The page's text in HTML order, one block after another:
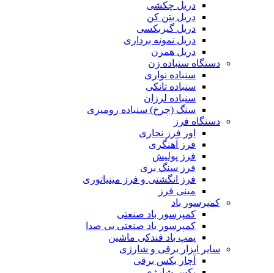
دریل چکشی
دریل بتن کن
دریل گیربکسی
دریل نمونه برداری
دریل همزن
دستگاه سنباده زن
سنباده نواری
سنباده تانکی
سنباده لرزان
سنگ (چرخ) سنباده رومیزی
دستگاه فرز
اور فرز نجاری
فرز آهنگری
فرز پولیش
فرز سنگ بری
فرز انگشتی و فرز مینیاتوری
مینی فرز
کمپرسور باد
کمپرسور باد صنعتی
کمپرسور باد صنعتی بی صدا
پمپ باد فندکی ماشین
سایر ابزار برقی و شارژی
آچار بکس برقی